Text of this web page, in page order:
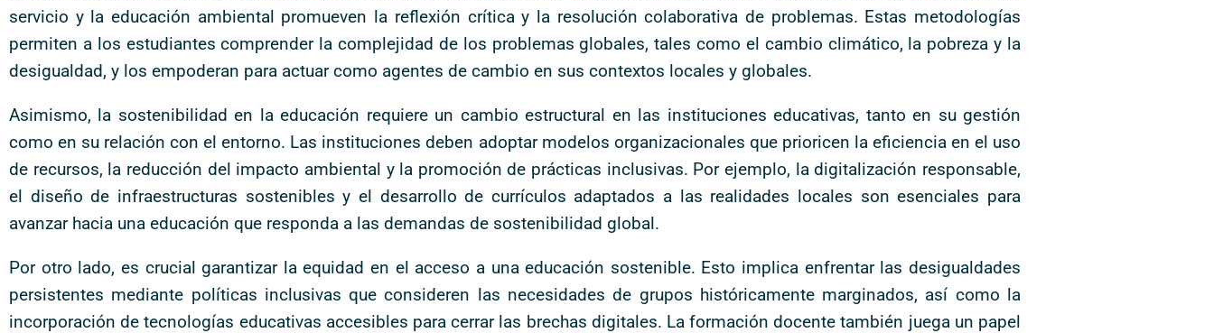
servicio y la educación ambiental promueven la reflexión crítica y la resolución colaborativa de problemas. Estas metodologías
permiten a los estudiantes comprender la complejidad de los problemas globales, tales como el cambio climático, la pobreza y la
desigualdad, y los empoderan para actuar como agentes de cambio en sus contextos locales y globales.
Asimismo, la sostenibilidad en la educación requiere un cambio estructural en las instituciones educativas, tanto en su gestión
como en su relación con el entorno. Las instituciones deben adoptar modelos organizacionales que prioricen la eficiencia en el uso
de recursos, la reducción del impacto ambiental y la promoción de prácticas inclusivas. Por ejemplo, la digitalización responsable,
el diseño de infraestructuras sostenibles y el desarrollo de currículos adaptados a las realidades locales son esenciales para
avanzar hacia una educación que responda a las demandas de sostenibilidad global.
Por otro lado, es crucial garantizar la equidad en el acceso a una educación sostenible. Esto implica enfrentar las desigualdades
persistentes mediante políticas inclusivas que consideren las necesidades de grupos históricamente marginados, así como la
incorporación de tecnologías educativas accesibles para cerrar las brechas digitales. La formación docente también juega un papel